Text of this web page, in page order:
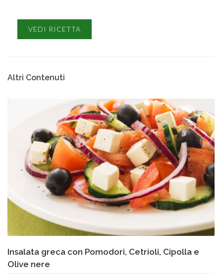
VEDI RICETTA
Altri Contenuti
Insalata greca con Pomodori, Cetrioli, Cipolla e
Olive nere